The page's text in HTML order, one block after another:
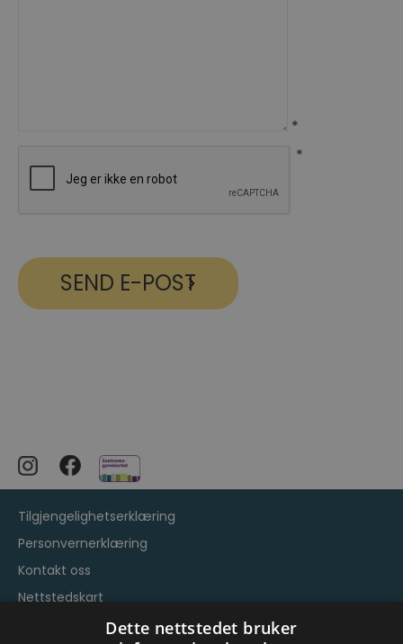
*
*
Tilgjengelighetserklæring
Personvernerklæring
Kontakt oss
Nettstedskart
Vilkår og betingelserDette nettstedet bruker